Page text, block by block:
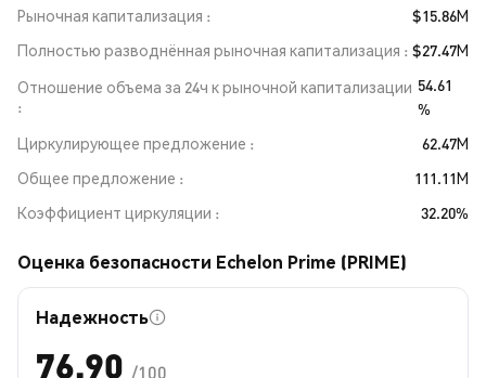
Рыночная капитализация
$15.86M
Полностью разводнённая рыночная капитализация
$27.47M
Отношение объема за 24ч к рыночной капитализации 54.61
%
Циркулирующее предложение
62.47M
Общее предложение
111.11M
Коэффициент циркуляции
32.20%
Оценка безопасности Echelon Prime (PRIME)
Надежность
76.90 /100